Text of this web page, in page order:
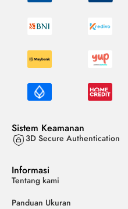
Sistem Keamanan
3D Secure Authentication
Informasi
Tentang kami
Panduan Ukuran